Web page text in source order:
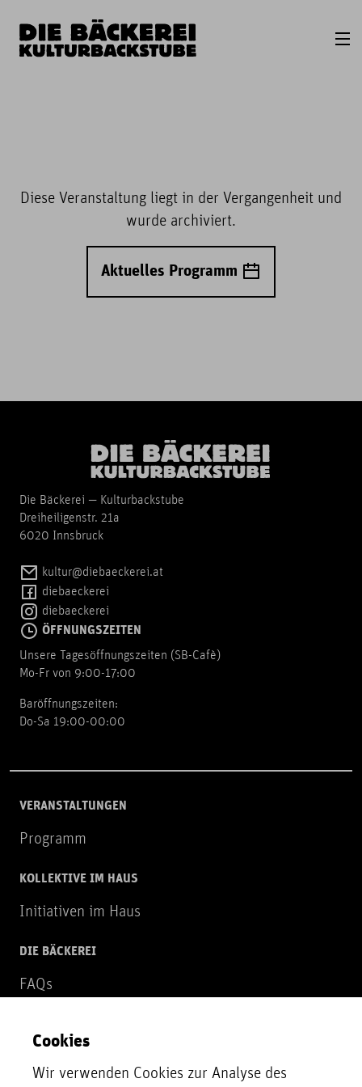
Diese Veranstaltung liegt in der Vergangenheit und
wurde archiviert.
Aktuelles Programm
Die Bäckerei — Kulturbackstube
Dreiheiligenstr. 21a
6020 Innsbruck
kultur@diebaeckerei.at
diebaeckerei
diebaeckerei
ÖFFNUNGSZEITEN
Unsere Tagesöffnungszeiten (SB-Cafè)
Mo-Fr von 9:00-17:00
Baröffnungszeiten:
Do-Sa 19:00-00:00
VERANSTALTUNGEN
Programm
KOLLEKTIVE IM HAUS
Initiativen im Haus
DIE BÄCKEREI
FAQs
NEWSLETTER
Zur Newsletter Anmeldung
Cookies
Wir verwenden Cookies zur Analyse des